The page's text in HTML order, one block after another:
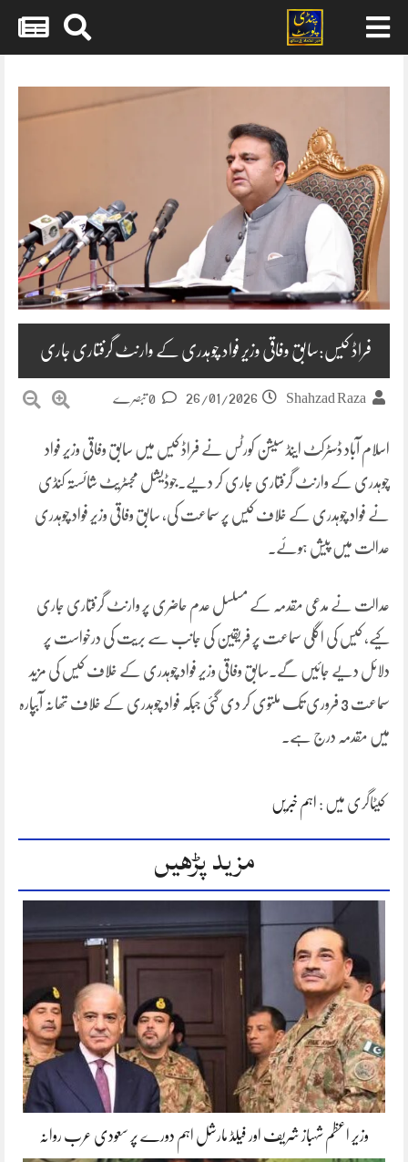
content
فراڈ کیس:سابق وفاقی وزیر فواد چوہدری کے وارنٹ گرفتاری جاری
Shahzad Raza
26/01/2026
اسلام آباد ڈسٹرکٹ اینڈ سیشن کورٹس نے فراڈ کیس میں سابق وفاقی وزیر فواد
چوہدری کے وارنٹ گرفتاری جاری کر دیے۔جوڈیشل مجسٹریٹ شائستہ کنڈی
نے فواد چوہدری کے خلاف کیس پر سماعت کی، سابق وفاقی وزیر فواد چوہدری
عدالت میں پیش ہوئے۔
عدالت نے مدعی مقدمہ کے مسلسل عدم حاضری پر وارنٹ گرفتاری جاری
کیے، کیس کی اگلی سماعت پر فریقین کی جانب سے بریت کی درخواست پر
دلائل دیے جائیں گے۔سابق وفاقی وزیر فواد چوہدری کے خلاف کیس کی مزید
سماعت 3 فروری تک ملتوی کر دی گئی جبکہ فواد چوہدری کے خلاف تھانہ آبپارہ
میں مقدمہ درج ہے۔
کیٹاگری میں : اہم خبریں
مزید پڑھیں
وزیر اعظم شہباز شریف اور فیلڈ مارشل اہم دورے پر سعودی عرب روانہ